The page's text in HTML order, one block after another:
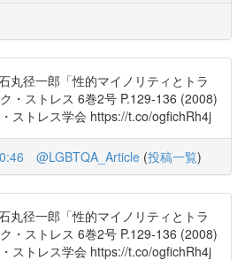
丸径一郎「性的マイノリティとトラ
・ストレス 6巻2号 P.129-136 (2008)
ストレス学会 https://t.co/ogfichRh4j
@LGBTQA_Article (投稿一覧)
丸径一郎「性的マイノリティとトラ
・ストレス 6巻2号 P.129-136 (2008)
ストレス学会 https://t.co/ogfichRh4j